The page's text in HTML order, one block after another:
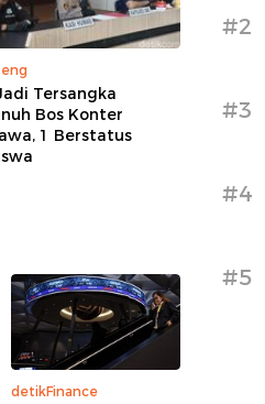
Tersangka
Bos Konter
1 Berstatus
detikFinance
#2
#3
#4
#5